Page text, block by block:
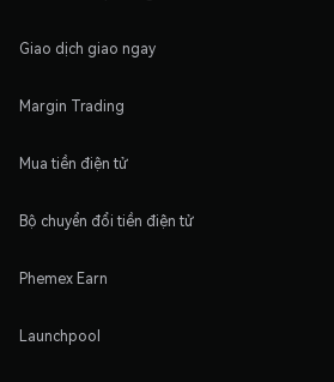
Giao dịch giao ngay
Margin Trading
Mua tiền điện tử
Bộ chuyển đổi tiền điện tử
Phemex Earn
Launchpool